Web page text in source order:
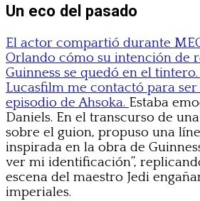
Un eco del pasado
El actor compartió durante
Orlando cómo su intención de
Guinness se quedó en el
Lucasfilm me contactó para
episodio de Ahsoka. Estaba
Daniels. En el transcurso de
sobre el guion, propuso una
inspirada en la obra de
ver mi identificación”,
escena del maestro Jedi
imperiales.